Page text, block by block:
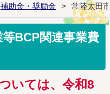
補助金・奨励金 > 常陸太田
BCP関連事業費
いては、令和8